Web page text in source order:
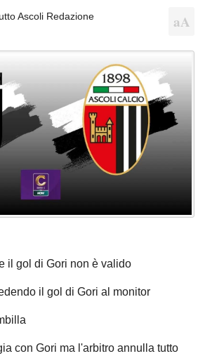
Ascoli Redazione
il gol di Gori non è valido
il gol di Gori al monitor
con Gori ma l'arbitro annulla tutto